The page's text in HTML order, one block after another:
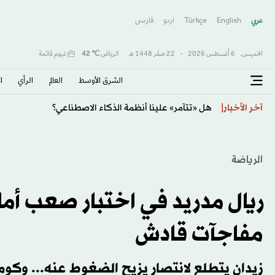
عربي English
Türkçe اردو فارسى
الخميس, 6 أغسطس 2026 - 22 صفَر 1448 هـ الرياض℃
42 غيوم قاتمة
الشرق الأوسط​ العالم الرأي
آخر الأخبار نموذج الذكاء الاصطناعي من «ميتا» يخترق شركة أخرى
الرياضة
ريال مدريد في اختبار صعب
مفاجآت قادش
زيدان يتطلع لانتصار يزيح الضغوط عنه...